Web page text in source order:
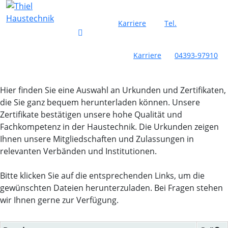
Karriere Tel.
Karriere 04393-97910
Hier finden Sie eine Auswahl an Urkunden und Zertifikaten,
die Sie ganz bequem herunterladen können. Unsere
Zertifikate bestätigen unsere hohe Qualität und
Fachkompetenz in der Haustechnik. Die Urkunden zeigen
Ihnen unsere Mitgliedschaften und Zulassungen in
relevanten Verbänden und Institutionen.
Bitte klicken Sie auf die entsprechenden Links, um die
gewünschten Dateien herunterzuladen. Bei Fragen stehen
wir Ihnen gerne zur Verfügung.